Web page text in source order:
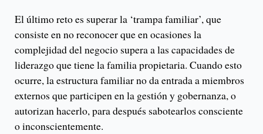
El último reto es superar la ‘trampa familiar’, que
consiste en no reconocer que en ocasiones la
complejidad del negocio supera a las capacidades de
liderazgo que tiene la familia propietaria. Cuando esto
ocurre, la estructura familiar no da entrada a miembros
externos que participen en la gestión y gobernanza, o
autorizan hacerlo, para después sabotearlos consciente
o inconscientemente.